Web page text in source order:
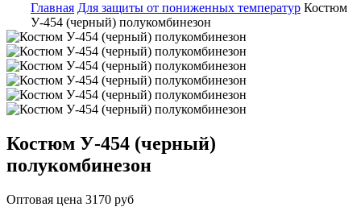
Главная Для защиты от пониженных температур Костюм
У-454 (черный) полукомбинезон
Костюм У-454 (черный)
полукомбинезон
Оптовая цена 3170 руб